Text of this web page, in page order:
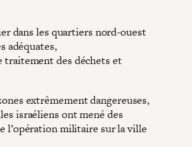
dans les quartiers nord-ouest
adéquates,
traitement des déchets et
extrêmement dangereuses,
israéliens ont mené des
l’opération militaire sur la ville